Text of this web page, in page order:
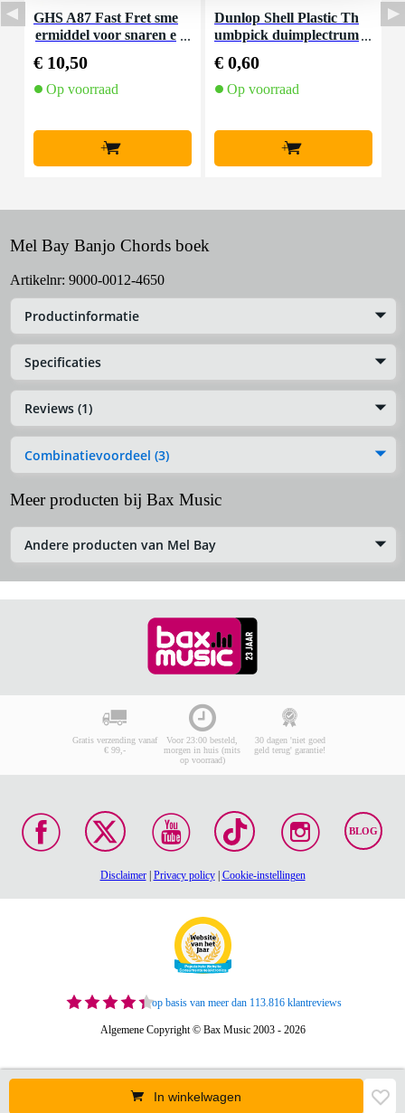
GHS A87 Fast Fret sme
ermiddel voor snaren e
€ 10,50
Op voorraad
+
Dunlop Shell Plastic Th
umbpick duimplectrum
€ 0,60
Op voorraad
+
Mel Bay Banjo Chords boek
Artikelnr: 9000-0012-4650
Productinformatie
Specificaties
Reviews (1)
Combinatievoordeel (3)
Meer producten bij Bax Music
Andere producten van Mel Bay
In winkelwagen
Gratis verzending vanaf
€ 99,-
Voor 23:00 besteld,
morgen in huis (mits
op voorraad)
30 dagen 'niet goed
geld terug' garantie!
BLOG
Disclaimer| Privacy policy| Cookie-instellingen
op basis van meer dan 113.816 klantreviews
Algemene Copyright © Bax Music 2003 - 2026